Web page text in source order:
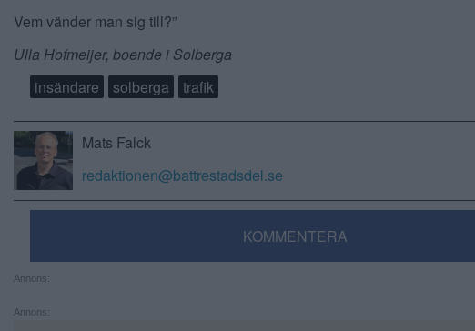
Vem vänder man sig till?”
Ulla Hofmeijer, boende i Solberga
insändare
solberga trafik
Mats Falck
redaktionen@battrestadsdel.se
KOMMENTERA
Annons:
Annons: